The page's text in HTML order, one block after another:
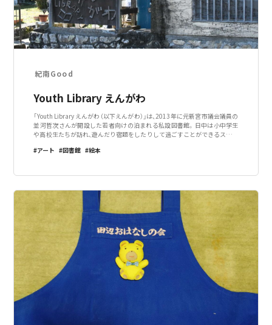
紀南Good
Youth Library えんがわ
「Youth Library えんがわ（以下えんがわ）」は、2013年に元新宮市議会議員の
並河哲次さんが開設した若者向けの泊まれる私設図書館。日中は小中学生
や高校生たちが訪れ、遊んだり宿題をしたりして過ごすことができるスペー
カ屋さん
アート 図書館 絵本